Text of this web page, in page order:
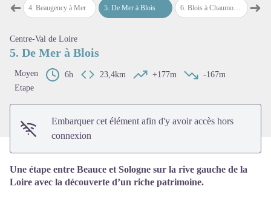
➜Étape précédente
4. Beaugency à Mer 5.De Mer à Blois 6. Blois à Chaumont-sur-Loire 7.
➜
Centre-Val de Loire
5. De Mer à Blois
Moyen 6h 23,4km +177m
-167m
Etape
Embarquer cet élément afin d'y avoir accès hors
connexion
Une étape entre Beauce et Sologne sur la rive gauche de la
Loire avec la découverte d’un riche patrimoine.